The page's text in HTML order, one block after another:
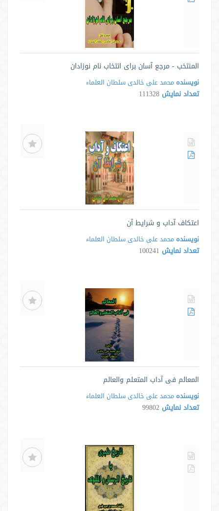
المنتخب - مرجع آسان برای انتخاب نام نوزادان
نویسنده محمد علی خالدی سلطان العلماء
تعداد نمایش 111328
اعتکاف آداب و شرایط آن
نویسنده محمد علی خالدی سلطان العلماء
تعداد نمایش 100241
المعالم فی آداب المتعلم والعالم
نویسنده محمد علی خالدی سلطان العلماء
تعداد نمایش 99802